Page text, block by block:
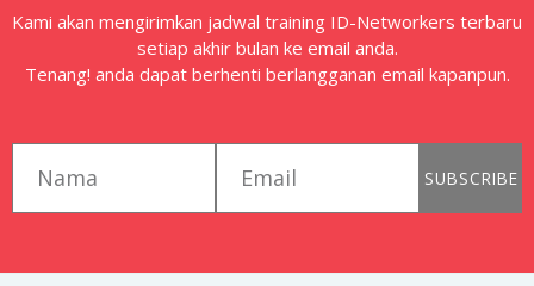
Kami akan mengirimkan jadwal training ID-Networkers terbaru
setiap akhir bulan ke email anda.
Tenang! anda dapat berhenti berlangganan email kapanpun.
SUBSCRIBE